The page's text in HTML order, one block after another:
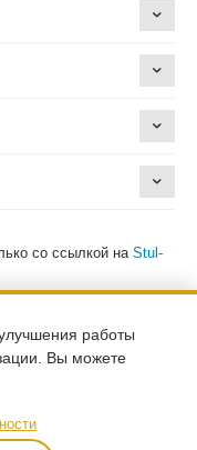
со ссылкой на Stul-
интернет-сайт носит
и ни при каких
определяемой
кодекса Российской
о наличии и
работы
Вы можете